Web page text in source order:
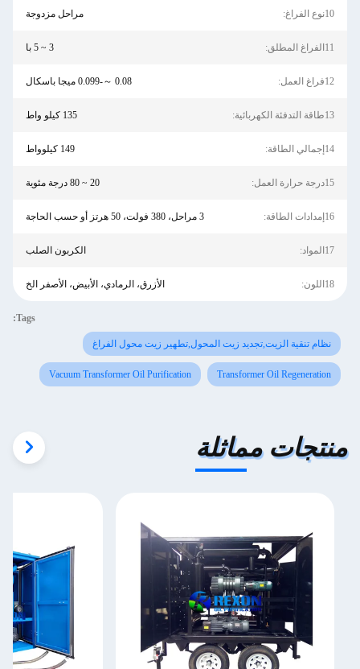
10نوع الفراغ: مراحل مزدوجة
11الفراغ المطلق: 3 ~ 5 با
12فراغ العمل: 0.08 ～-0.099 ميجا باسكال
13طاقة التدفئة الكهربائية: 135 كيلو واط
14إجمالي الطاقة: 149 كيلوواط
15درجة حرارة العمل: 20 ~ 80 درجة مئوية
16إمدادات الطاقة: 3 مراحل، 380 فولت، 50 هرتز أو حسب الحاجة
17المواد: الكربون الصلب
18اللون: الأزرق، الرمادي، الأبيض، الأصفر الخ
Tags:
نظام تنقية الزيت,تجديد زيت المحول,تطهير زيت محول الفراغ
Transformer Oil Regeneration
Vacuum Transformer Oil Purification
منتجات مماثلة